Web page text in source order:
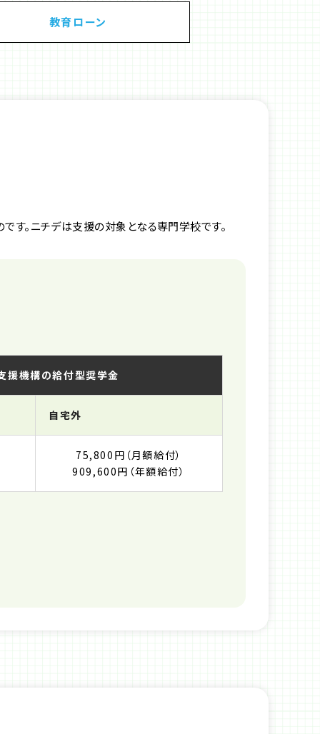
教育ローン
す。ニチデは支援の対象となる専門学校です。
援機構の給付型奨学金
自宅外
75,800円（月額給付）
909,600円（年額給付）